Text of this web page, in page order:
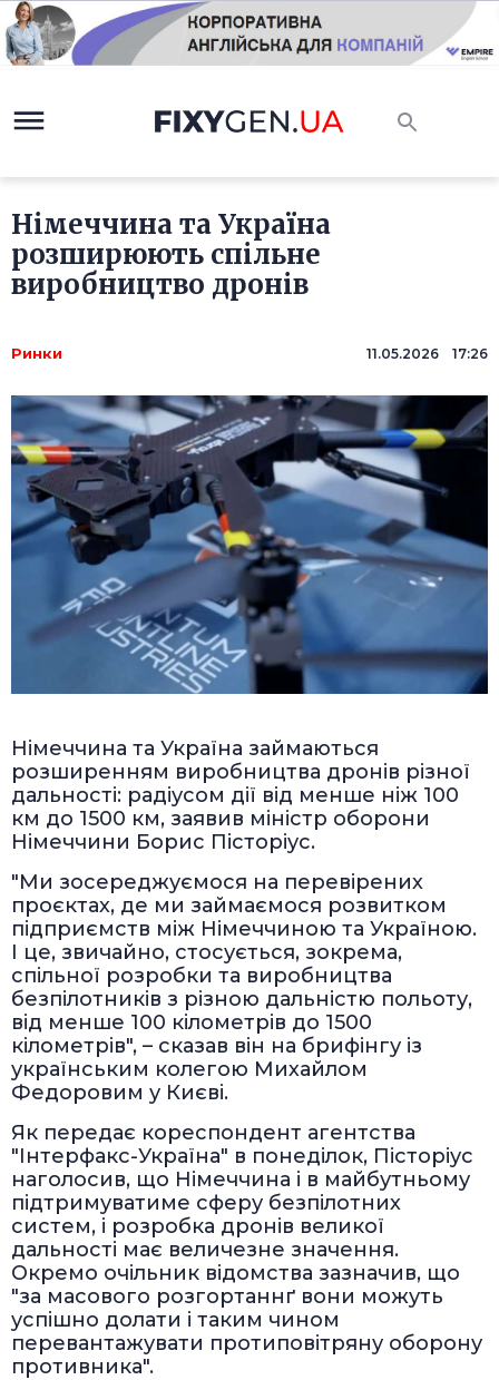
Німеччина та Україна
розширюють спільне
виробництво дронів
Ринки 11.05.2026 17:26
Німеччина та Україна займаються
розширенням виробництва дронів різної
дальності: радіусом дії від менше ніж 100
км до 1500 км, заявив міністр оборони
Німеччини Борис Пісторіус.
"Ми зосереджуємося на перевірених
проєктах, де ми займаємося розвитком
підприємств між Німеччиною та Україною.
І це, звичайно, стосується, зокрема,
спільної розробки та виробництва
безпілотників з різною дальністю польоту,
від менше 100 кілометрів до 1500
кілометрів", – сказав він на брифінгу із
українським колегою Михайлом
Федоровим у Києві.
Як передає кореспондент агентства
"Інтерфакс-Україна" в понеділок, Пісторіус
наголосив, що Німеччина і в майбутньому
підтримуватиме сферу безпілотних
систем, і розробка дронів великої
дальності має величезне значення.
Окремо очільник відомства зазначив, що
"за масового розгортаннґ вони можуть
успішно долати і таким чином
перевантажувати протиповітряну оборону
противника".